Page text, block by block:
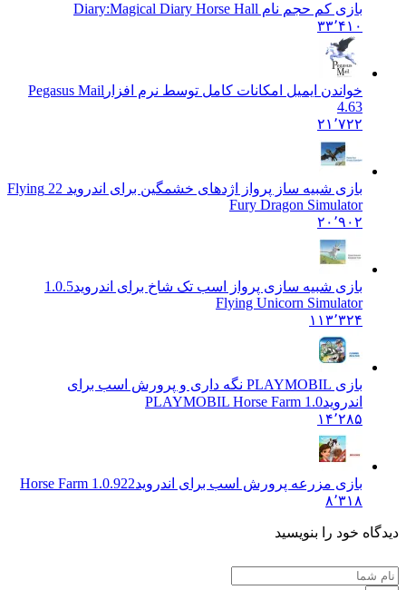
بازی کم حجم نام Diary:Magical Diary Horse Hall
۳۳٬۴۱۰
خواندن ایمیل امکانات کامل توسط نرم افزارPegasus Mail
۲۱٬۷۲۲
بازی شبیه ساز پرواز اژدهای خشمگین برای اندروید 2
2 Flying
Fury Dragon Simulator
۲۰٬۹۰۲
بازی شبیه سازی پرواز اسب تک شاخ برای اندروید 1.0.5
Flying Unicorn Simulator
۱۱۳٬۳۲۴
بازی PLAYMOBIL نگه داری و پرورش اسب برای
PLAYMOBIL Horse Farm 1.0
۱۴٬۲۸۵
بازی مزرعه پرورش اسب برای اندروید Horse Farm 1.0.922
خود را بنویسید